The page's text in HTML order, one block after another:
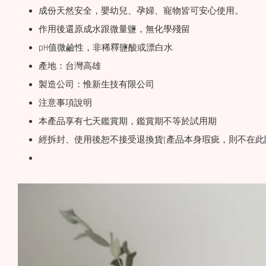
成份天然安全，嬰幼兒、孕婦、寵物皆可安心使用。
作用後還原成水跟微量鹽，無化學殘留
pH值微鹼性，非稀釋鹽酸或漂白水
產地：台灣高雄
製造公司：惟新生技有限公司
注意事項說明
本產品享有七天鑑賞期，鑑賞期不等於試用期
經拆封、使用後恕不接受退換貨(產品本身瑕疵，則不在此